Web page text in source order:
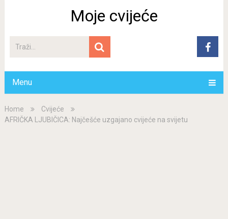
Moje cvijeće
Menu
Home
Cvijeće
AFRIČKA LJUBIČICA: Najčešće uzgajano cvijeće na svijetu